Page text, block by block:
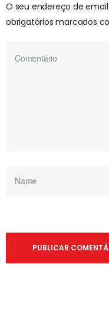
O seu endereço de
obrigatórios marcados